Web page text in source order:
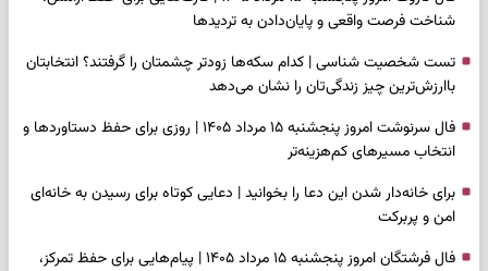
شناخت فرصت واقعی و پایان‌دادن به تردیدها
تست شخصیت شناسی | کدام سکه‌ها زودتر چشمتان را گرفتند؟ انتخابتان
باارزش‌ترین چیز زندگی‌تان را نشان می‌دهد
فال سرنوشت امروز پنجشنبه ۱۵ مرداد ۱۴۰۵ | روزی برای حفظ دستاوردها و
انتخاب مسیرهای کم‌هزینه‌تر
برای خانه‌دار شدن این دعا را بخوانید | دعایی کوتاه برای رسیدن به خانه‌ای
امن و پربرکت
فال فرشتگان امروز پنجشنبه ۱۵ مرداد ۱۴۰۵ | پیام‌هایی برای حفظ تمرکز،